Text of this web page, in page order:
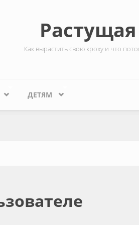
Как вырастить свою кроху и что
ДЕТЯМ